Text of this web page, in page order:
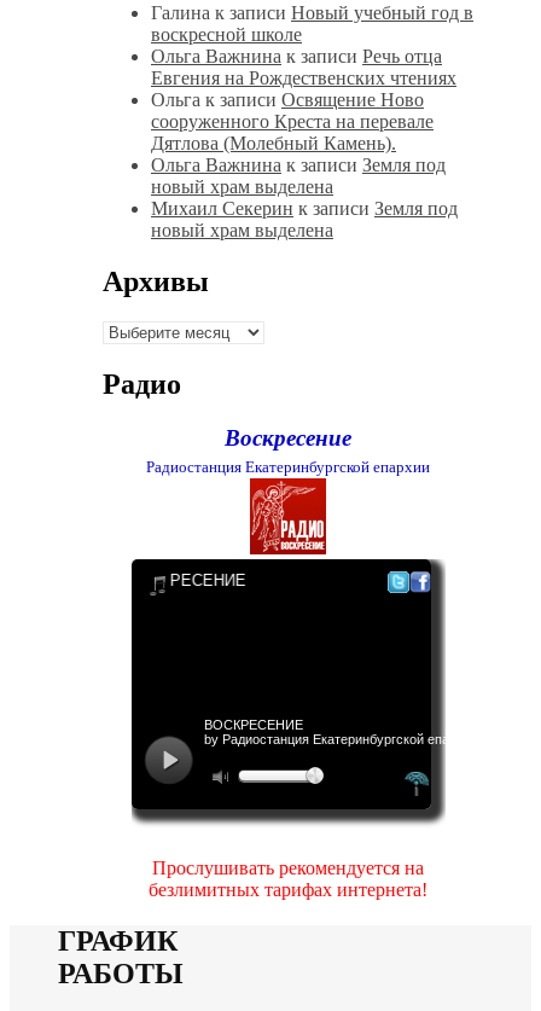
Галина к записи Новый учебный год в
воскресной школе
Ольга Важнина к записи Речь отца
Евгения на Рождественских чтениях
Ольга к записи Освящение Ново
сооруженного Креста на перевале
Дятлова (Молебный Камень).
Ольга Важнина к записи Земля под
новый храм выделена
Михаил Секерин к записи Земля под
новый храм выделена
Архивы
Архивы
Радио
Воскресение
Радиостанция Екатеринбургской епархии
Прослушивать рекомендуется на
безлимитных тарифах интернета!
ГРАФИК
РАБОТЫ